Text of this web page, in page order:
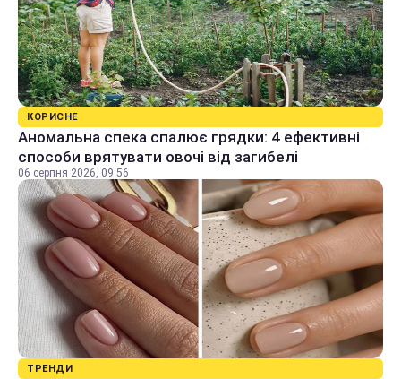
КОРИСНЕ
Аномальна спека спалює грядки: 4 ефективні
способи врятувати овочі від загибелі
06 серпня 2026, 09:56
ТРЕНДИ